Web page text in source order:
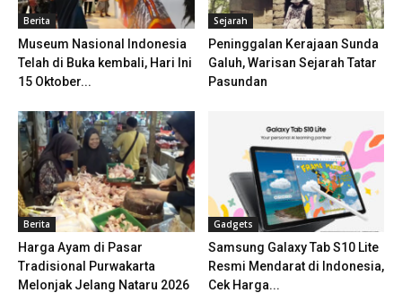
Berita
Museum Nasional Indonesia
Telah di Buka kembali, Hari Ini
15 Oktober...
Sejarah
Peninggalan Kerajaan Sunda
Galuh, Warisan Sejarah Tatar
Pasundan
Berita
Harga Ayam di Pasar
Tradisional Purwakarta
Melonjak Jelang Nataru 2026
Gadgets
Samsung Galaxy Tab S10 Lite
Resmi Mendarat di Indonesia,
Cek Harga...